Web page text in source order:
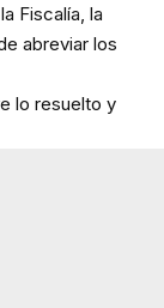
Fiscalía, la
abreviar los
lo resuelto y